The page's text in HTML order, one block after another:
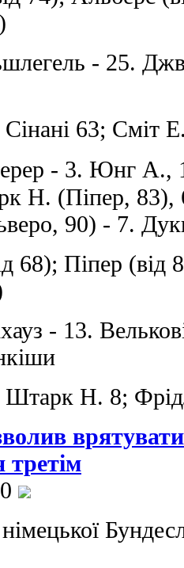
- 25.
Сінані 63; Сміт
- 3. Юнг А.,
Н. (Піпер, 83),
90) - 7.
68); Піпер
- 13.
Штарк Н. 8;
третім